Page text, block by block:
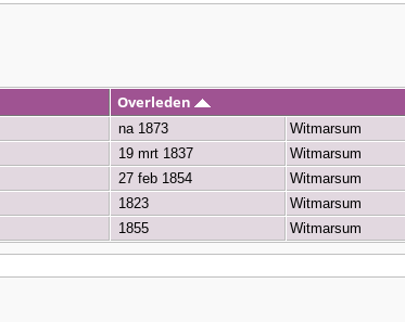
Overleden
na 1873 Witmarsum
19 mrt 1837 Witmarsum
27 feb 1854 Witmarsum
1823 Witmarsum
1855 Witmarsum